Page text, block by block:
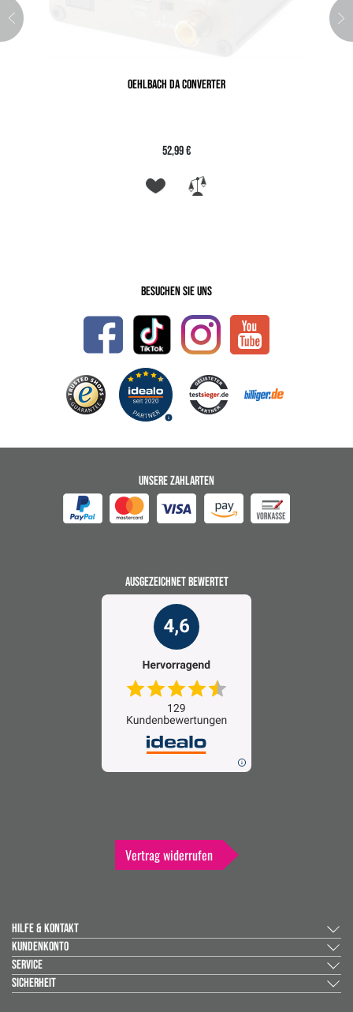
OEHLBACH DA CONVERTER
52,99 €
Besuchen Sie uns
UNSERE ZAHLARTEN
AUSGEZEICHNET BEWERTET
Vertrag widerrufen
HILFE & KONTAKT
KUNDENKONTO
SERVICE
SICHERHEIT